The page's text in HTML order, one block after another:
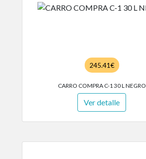
245.41€
CARRO COMPRA C-1 30 L NEGRO
Ver detalle